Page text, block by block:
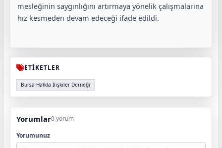
mesleğinin saygınlığını artırmaya yönelik çalışmalarına
hız kesmeden devam edeceği ifade edildi.
ETİKETLER
Bursa Halkla İlişkiler Derneği
Yorumlar0 yorum
Yorumunuz